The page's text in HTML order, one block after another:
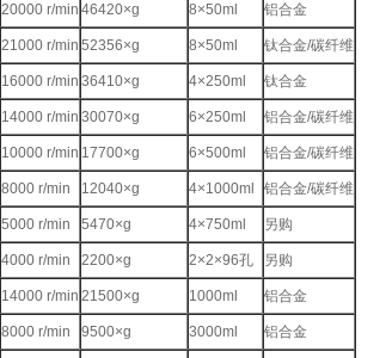
20000 r/min 46420×g 8×50ml 铝合金
21000 r/min 52356×g 8×50ml 钛合金/碳纤维
16000 r/min 36410×g 4×250ml 钛合金
14000 r/min 30070×g 6×250ml 铝合金/碳纤维
10000 r/min 17700×g 6×500ml 铝合金/碳纤维
8000 r/min 12040×g 4×1000ml 铝合金/碳纤维
5000 r/min 5470×g 4×750ml 另购
4000 r/min 2200×g 2×2×96孔 另购
14000 r/min 21500×g 1000ml 铝合金
8000 r/min 9500×g 3000ml 铝合金